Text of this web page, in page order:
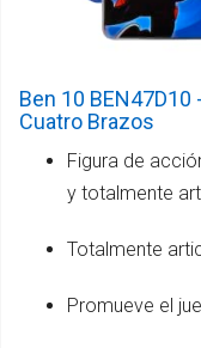
Ben 10 BEN47D10
Cuatro Brazos
Figura de
y totalmente
Totalmente
Promueve el